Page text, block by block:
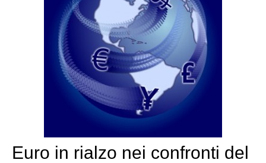
Euro in rialzo nei confronti del